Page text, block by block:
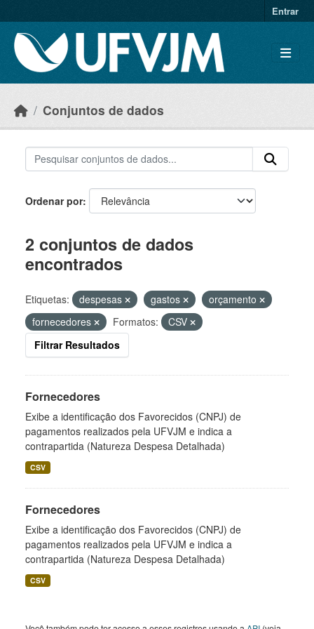
Entrar
Conjuntos de dados
Ordenar por
2 conjuntos de dados
encontrados
Etiquetas: despesas gastos
orçamento
fornecedores
Formatos:
CSV
Filtrar Resultados
Fornecedores
Exibe a identificação dos Favorecidos (CNPJ) de
pagamentos realizados pela UFVJM e indica a
contrapartida (Natureza Despesa Detalhada)
CSV
Fornecedores
Exibe a identificação dos Favorecidos (CNPJ) de
pagamentos realizados pela UFVJM e indica a
contrapartida (Natureza Despesa Detalhada)
CSV